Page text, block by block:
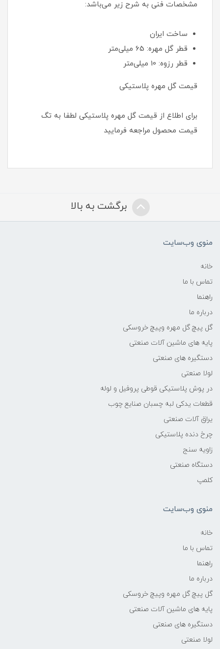
مشخصات فنی به شرح زیر می‌باشد:
ساخت ایران
قطر گل مهره: 65 میلی‌متر
قطر رزوه: 10 میلی‌متر
قیمت گل مهره پلاستیکی
برای اطلاع از قیمت گل مهره پلاستیکی لطفا به تگ
قیمت محصول مراجعه فرمایید
برگشت به بالا
منوی وب‌سایت
خانه
تماس با ما
راهنما
درباره ما
گل پیچ گل مهره وپیچ خروسکی
پایه های ماشین آلات صنعتی
دستگیره های صنعتی
لولا صنعتی
در پوش پلاستیکی قوطی پروفیل و لوله
قطعات یدکی لبه چسبان صنایع چوب
یراق آلات صنعتی
چرخ دنده پلاستیکی
زاویه سنج
دستگاه صنعتی
کلمپ
منوی وب‌سایت
خانه
تماس با ما
راهنما
درباره ما
گل پیچ گل مهره وپیچ خروسکی
پایه های ماشین آلات صنعتی
دستگیره های صنعتی
لولا صنعتی